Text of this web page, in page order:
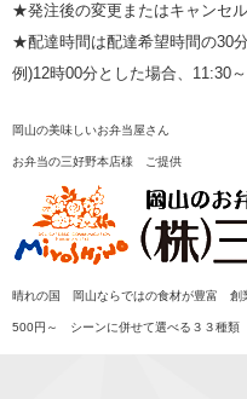
★発注後の変更またはキャンセ
★配達時間は配達希望時間の30
例)12時00分とした場合、11:30
岡山の美味しいお弁当屋さん
お弁当の三好野本店様 ご提供
晴れの国 岡山ならではの食材が豊富 創
500円～ シーンに併せて選べる３３種類